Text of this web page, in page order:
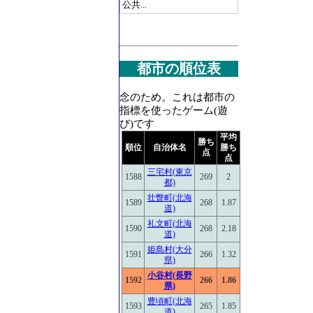
公共...
都市の順位表
念のため。これは都市の
指標を使ったゲーム(遊
び)です
順位 自治体名
勝ち
点
平均
勝ち
点
1588
三宅村(東京
都)
269 2
1589
壮瞥町(北海
道)
268 1.87
1590
礼文町(北海
道)
268 2.18
1591
姫島村(大分
県)
266 1.32
1592
小谷村(長野
県)
266 1.86
1593
豊頃町(北海
265 1.85